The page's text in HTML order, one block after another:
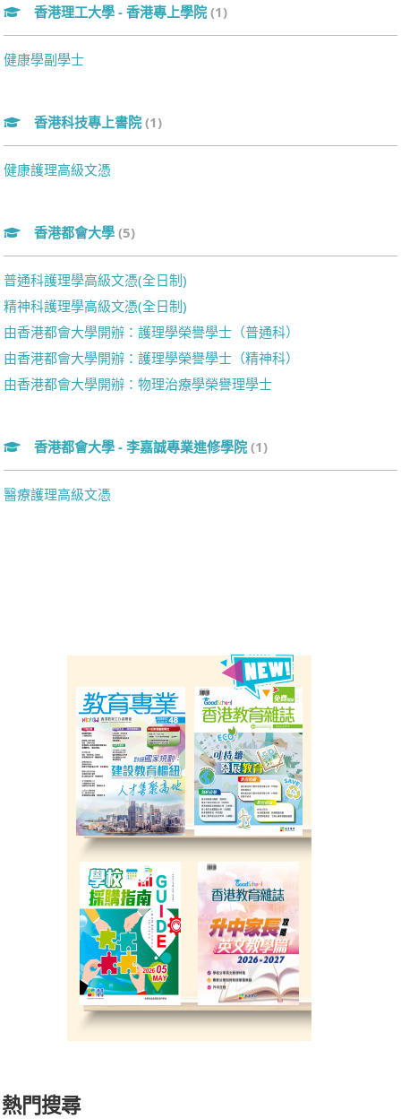
香港理工大學 - 香港專上學院 (1)
健康學副學士
香港科技專上書院 (1)
健康護理高級文憑
香港都會大學 (5)
普通科護理學高級文憑(全日制)
精神科護理學高級文憑(全日制)
由香港都會大學開辦：護理學榮譽學士（普通科）
由香港都會大學開辦：護理學榮譽學士（精神科）
由香港都會大學開辦：物理治療學榮譽理學士
香港都會大學 - 李嘉誠專業進修學院 (1)
醫療護理高級文憑
熱門搜尋